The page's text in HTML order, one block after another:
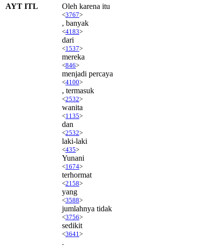
AYT ITL
Oleh karena itu
<3767>
, banyak
<4183>
dari
<1537>
mereka
<846>
menjadi percaya
<4100>
, termasuk
<2532>
wanita
<1135>
dan
<2532>
laki-laki
<435>
Yunani
<1674>
terhormat
<2158>
yang
<3588>
jumlahnya tidak
<3756>
sedikit
<3641 >
.